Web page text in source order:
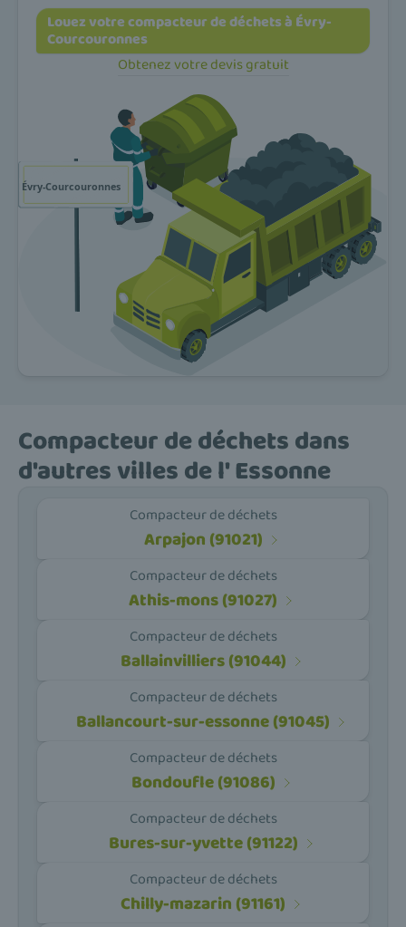
Louez votre compacteur de déchets à Évry-
Courcouronnes
Obtenez votre devis gratuit
Compacteur de déchets dans
d'autres villes de l' Essonne
Compacteur de déchets
Arpajon (91021)
Compacteur de déchets
Athis-mons (91027)
Compacteur de déchets
Ballainvilliers (91044)
Compacteur de déchets
Ballancourt-sur-essonne (91045)
Compacteur de déchets
Bondoufle (91086)
Compacteur de déchets
Bures-sur-yvette (91122)
Compacteur de déchets
Chilly-mazarin (91161)